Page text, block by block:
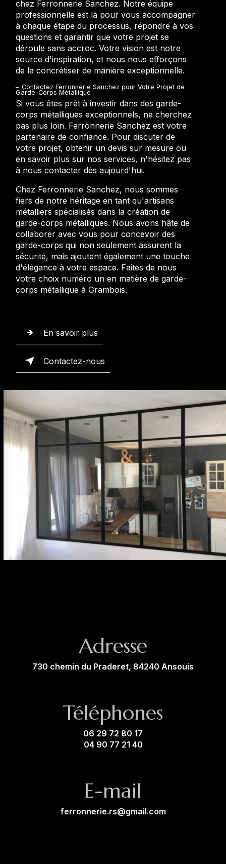
chez Ferronnerie Sanchez. Notre équipe
professionnelle est là pour vous accompagner
à chaque étape du processus, répondre à vos
questions et garantir que votre projet se
déroule sans accroc. Votre vision est notre
source d'inspiration, et nous nous efforçons
de la concrétiser de manière exceptionnelle.
Contactez Ferronnerie Sanchez pour Votre Projet de
Garde-Corps Métallique
Si vous êtes prêt à investir dans des garde-
corps métalliques exceptionnels, ne cherchez
pas plus loin. Ferronnerie Sanchez est votre
partenaire de confiance. Pour discuter de
votre projet, obtenir un devis sur mesure ou
en savoir plus sur nos services, n'hésitez pas
à nous contacter dès aujourd'hui.
Chez Ferronnerie Sanchez, nous sommes
fiers de notre héritage en tant qu'artisans
métalliers spécialisés dans la création de
garde-corps métalliques. Nous avons hâte de
collaborer avec vous pour concevoir des
garde-corps qui non seulement assurent la
sécurité, mais ajoutent également une touche
d'élégance à votre espace. Faites de nous
votre choix numéro un en matière de garde-
corps métallique à Grambois.
En savoir plus
Contactez-nous
Adresse
730 chemin du Praderet, 84240 Ansouis
Téléphones
06 29 72 80 17
04 90 77 21 40
E-mail
ferronnerie.rs@gmail.com